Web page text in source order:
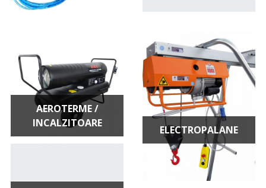
AEROTERME /
INCALZITOARE
ELECTROPALANE